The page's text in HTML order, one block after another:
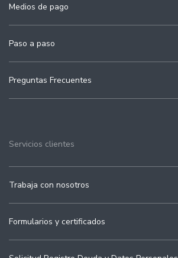
Medios de pago
Paso a paso
Preguntas Frecuentes
Servicios clientes
Trabaja con nosotros
Formularios y certificados